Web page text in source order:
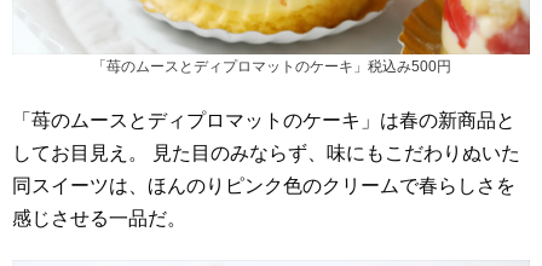
「苺のムースとディプロマットのケーキ」税込み500円
「苺のムースとディプロマットのケーキ」は春の新商品と
してお目見え。 見た目のみならず、味にもこだわりぬいた
同スイーツは、ほんのりピンク色のクリームで春らしさを
感じさせる一品だ。